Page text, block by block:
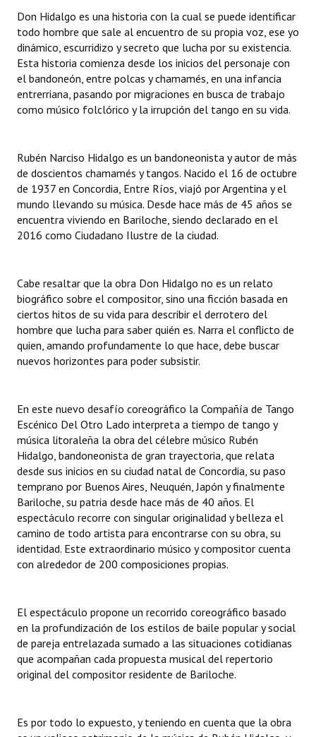
Declaraciones
Resoluciones
Resoluciones de Presidencia
INSTITUCIONAL
Noticias Destacadas
Registros y Distinciones
Datos Históricos
Audiencias Públicas - Registro
Mujeres que Dejaron Huellas - Registro
Periodistas Decanos - Registro
Banca del Vecino - Registro
Huéspedes de Honor - Registro
Antiguos Pobladores - Registro
Reconocimientos - Registro
Bariloche, Municipio intercultural
Entrega de distinciones
Don Hidalgo es una historia con la cual se puede identificar
todo hombre que sale al encuentro de su propia voz, ese yo
dinámico, escurridizo y secreto que lucha por su existencia.
Esta historia comienza desde los inicios del personaje con
el bandoneón, entre polcas y chamamés, en una infancia
entrerriana, pasando por migraciones en busca de trabajo
como músico folclórico y la irrupción del tango en su vida.
Rubén Narciso Hidalgo es un bandoneonista y autor de más
de doscientos chamamés y tangos. Nacido el 16 de octubre
de 1937 en Concordia, Entre Ríos, viajó por Argentina y el
mundo llevando su música. Desde hace más de 45 años se
encuentra viviendo en Bariloche, siendo declarado en el
2016 como Ciudadano Ilustre de la ciudad.
Cabe resaltar que la obra Don Hidalgo no es un relato
biográfico sobre el compositor, sino una ficción basada en
ciertos hitos de su vida para describir el derrotero del
hombre que lucha para saber quién es. Narra el conflicto de
quien, amando profundamente lo que hace, debe buscar
nuevos horizontes para poder subsistir.
En este nuevo desafío coreográfico la Compañía de Tango
Escénico Del Otro Lado interpreta a tiempo de tango y
música litoraleña la obra del célebre músico Rubén
Hidalgo, bandoneonista de gran trayectoria, que relata
desde sus inicios en su ciudad natal de Concordia, su paso
temprano por Buenos Aires, Neuquén, Japón y finalmente
Bariloche, su patria desde hace más de 40 años. El
espectáculo recorre con singular originalidad y belleza el
camino de todo artista para encontrarse con su obra, su
identidad. Este extraordinario músico y compositor cuenta
con alrededor de 200 composiciones propias.
El espectáculo propone un recorrido coreográfico basado
en la profundización de los estilos de baile popular y social
de pareja entrelazada sumado a las situaciones cotidianas
que acompañan cada propuesta musical del repertorio
original del compositor residente de Bariloche.
Es por todo lo expuesto, y teniendo en cuenta que la obra